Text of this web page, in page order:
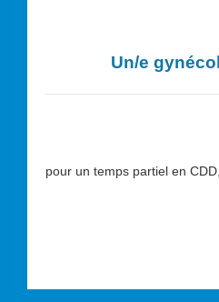
Un/e
pour un temps partiel en